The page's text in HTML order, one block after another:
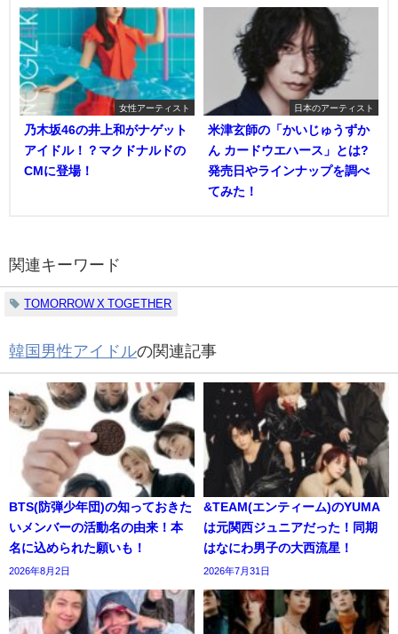
女性アーティスト
乃木坂46の井上和がナゲット
アイドル！？マクドナルドの
CMに登場！
日本のアーティスト
米津玄師の「かいじゅうずか
ん カードウエハース」とは?
発売日やラインナップを調べ
てみた！
関連キーワード
TOMORROW X TOGETHER
韓国男性アイドルの関連記事
BTS(防弾少年団)の知っておきた
いメンバーの活動名の由来！本
名に込められた願いも！
2026年8月2日
&TEAM(エンティーム)のYUMA
は元関西ジュニアだった！同期
はなにわ男子の大西流星！
2026年7月31日